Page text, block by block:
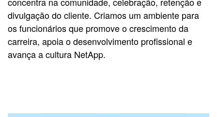
divulgação do cliente. Criamos um ambiente para
os funcionários que promove o crescimento da
carreira, apoia o desenvolvimento profissional e
avança a cultura NetApp.